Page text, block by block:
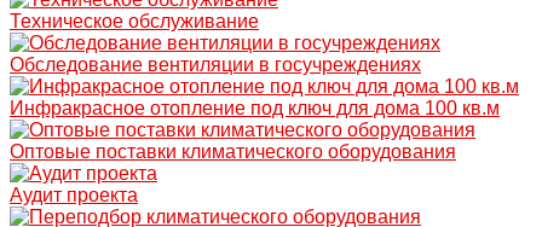
Техническое обслуживание
Обследование вентиляции в госучреждениях
Инфракрасное отопление под ключ для дома 100 кв.м
Оптовые поставки климатического оборудования
Аудит проекта